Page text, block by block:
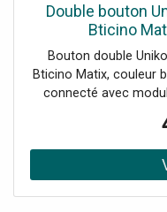
Double bouton
Bticino
Bouton double
Bticino Matix, couleur
connecté avec
bord fonctionnant
maximum de 5A+5A.
à-dire qu'il peut
application pour